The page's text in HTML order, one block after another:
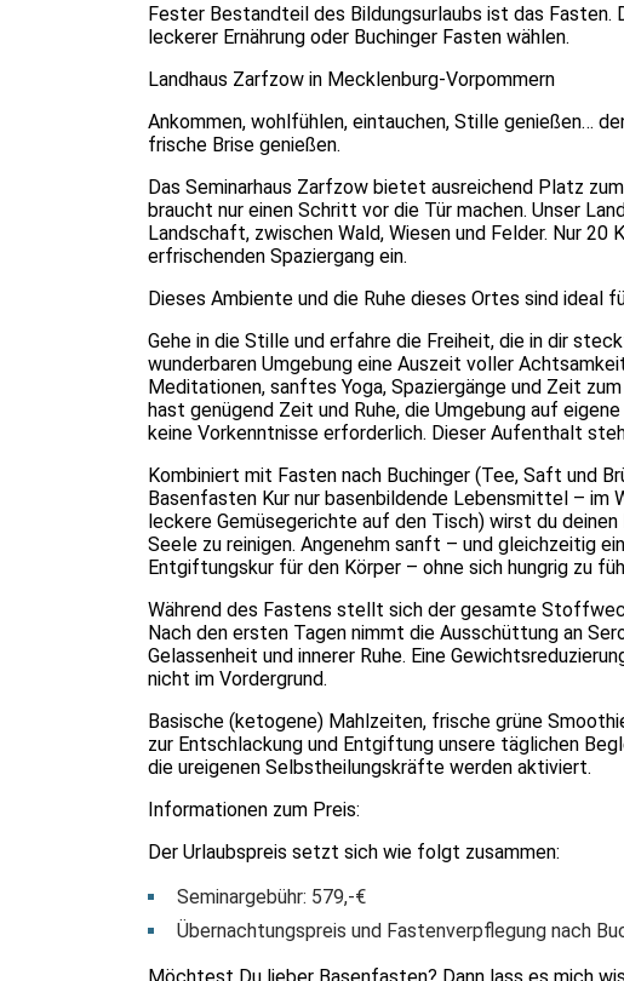
Fester Bestandteil des Bildungsurlaubs ist das
leckerer Ernährung oder Buchinger Fasten wählen.
Landhaus Zarfzow in Mecklenburg-Vorpommern
Ankommen, wohlfühlen, eintauchen, Stille genießen…
frische Brise genießen.
Das Seminarhaus Zarfzow bietet ausreichend Platz
braucht nur einen Schritt vor die Tür machen. Unser
Landschaft, zwischen Wald, Wiesen und Felder. Nur
erfrischenden Spaziergang ein.
Dieses Ambiente und die Ruhe dieses Ortes sind ideal
Gehe in die Stille und erfahre die Freiheit, die in dir
wunderbaren Umgebung eine Auszeit voller
Meditationen, sanftes Yoga, Spaziergänge und Zeit
hast genügend Zeit und Ruhe, die Umgebung auf
keine Vorkenntnisse erforderlich. Dieser Aufenthalt
Kombiniert mit Fasten nach Buchinger (Tee, Saft und
Basenfasten Kur nur basenbildende Lebensmittel – im
leckere Gemüsegerichte auf den Tisch) wirst du
Seele zu reinigen. Angenehm sanft – und gleichzeitig
Entgiftungskur für den Körper – ohne sich hungrig zu
Während des Fastens stellt sich der gesamte
Nach den ersten Tagen nimmt die Ausschüttung an
Gelassenheit und innerer Ruhe. Eine
nicht im Vordergrund.
Basische (ketogene) Mahlzeiten, frische grüne
zur Entschlackung und Entgiftung unsere täglichen
die ureigenen Selbstheilungskräfte werden aktiviert.
Informationen zum Preis:
Der Urlaubspreis setzt sich wie folgt zusammen:
Seminargebühr: 579,-€
Übernachtungspreis und Fastenverpflegung nach
Möchtest Du lieber Basenfasten? Dann lass es mich